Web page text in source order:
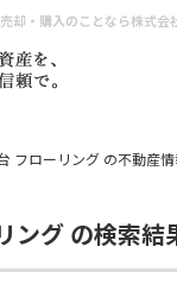
却・購入のことなら株式会
フローリング の不動産
ング の検索結